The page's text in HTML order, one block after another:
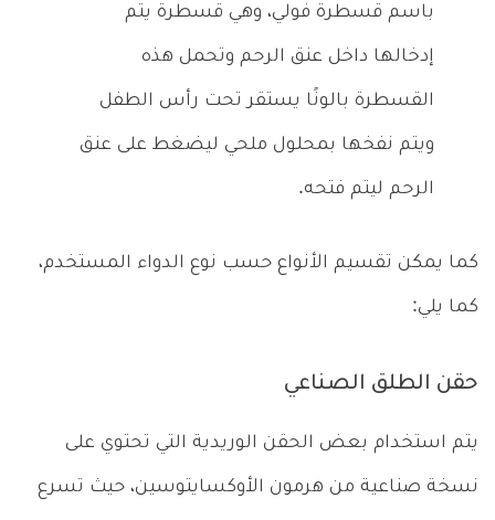
باسم قسطرة فولي، وهي قسطرة يتم
إدخالها داخل عنق الرحم وتحمل هذه
القسطرة بالونًا يستقر تحت رأس الطفل
ويتم نفخها بمحلول ملحي ليضغط على عنق
الرحم ليتم فتحه.
كما يمكن تقسيم الأنواع حسب نوع الدواء المستخدم،
كما يلي:
حقن الطلق الصناعي
يتم استخدام بعض الحقن الوريدية التي تحتوي على
نسخة صناعية من هرمون الأوكسايتوسين، حيث تسرع